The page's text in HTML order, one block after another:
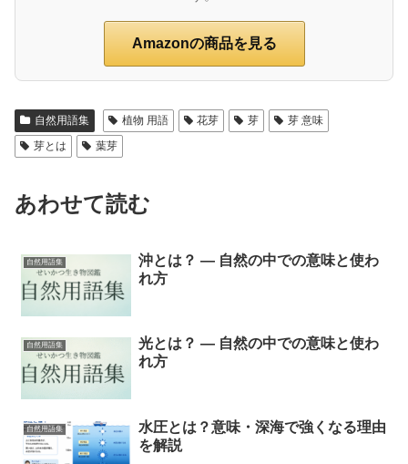
Amazonの商品を見る
自然用語集 植物 用語 花芽 芽
芽 意味
芽とは
葉芽
あわせて読む
自然用語集
沖とは？ ― 自然の中での意味と使わ
れ方
自然用語集
光とは？ ― 自然の中での意味と使わ
れ方
自然用語集
水圧とは？意味・深海で強くなる理由
を解説